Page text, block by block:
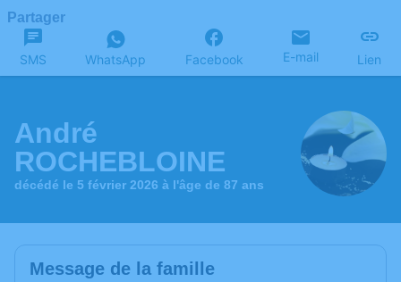
Partager
SMS WhatsApp Facebook E-mail Lien
André
ROCHEBLOINE
décédé le 5 février 2026 à l'âge de 87 ans
Message de la famille